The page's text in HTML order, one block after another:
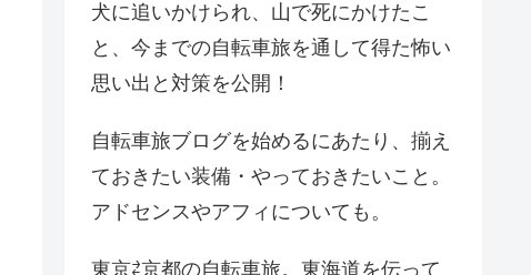
犬に追いかけられ、山で死にかけたこ
と、今までの自転車旅を通して得た怖い
思い出と対策を公開！
自転車旅ブログを始めるにあたり、揃え
ておきたい装備・やっておきたいこと。
アドセンスやアフィについても。
東京⇄京都の自転車旅。東海道を伝って